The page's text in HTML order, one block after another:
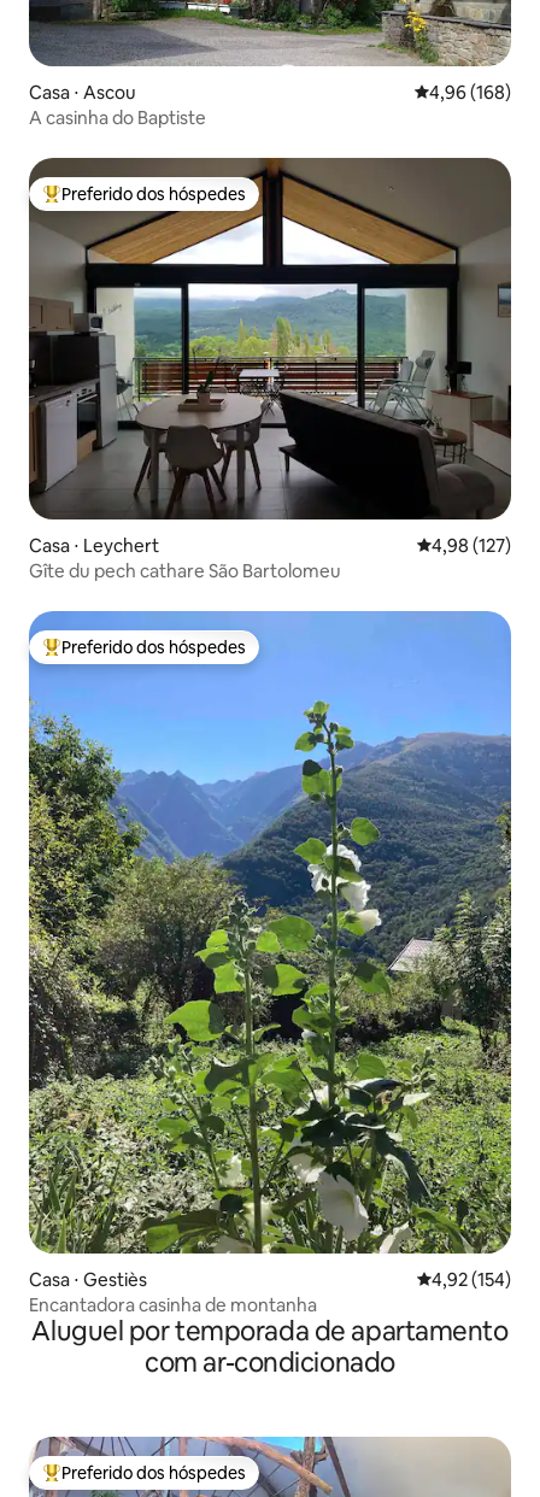
Casa ⋅ Ascou 4,96 de uma
4,96 (168)
A casinha do Baptiste
Entre os melhores preferidos dos hóspedes
Preferido dos hóspedes
Casa ⋅ Leychert 4,98 de uma
4,98 (127)
Gîte du pech cathare São Bartolomeu
Entre os melhores preferidos dos hóspedes
Preferido dos hóspedes
Casa ⋅ Gestiès 4,92 de uma
4,92 (154)
Encantadora casinha de montanha
Aluguel por temporada de apartamento
com ar-condicionado
Entre os melhores preferidos dos hóspedes
Preferido dos hóspedes